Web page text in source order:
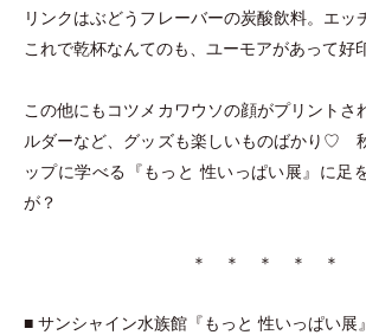
リンクはぶどうフレーバーの炭酸飲料。エッ
これで乾杯なんてのも、ユーモアがあって好
この他にもコツメカワウソの顔がプリントさ
ルダーなど、グッズも楽しいものばかり♡
ップに学べる『もっと 性いっぱい展』に足
が？
＊ ＊ ＊ ＊ ＊
■ サンシャイン水族館『もっと 性いっぱい展』